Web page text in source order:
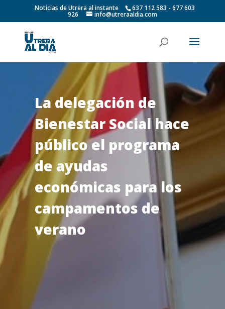
Noticias de Utrera al instante 637 112 583 - 677 603
926 info@utreraaldia.com
La delegación de
Bienestar Social hace
público el programa
de ayudas
económicas para los
campamentos de
verano